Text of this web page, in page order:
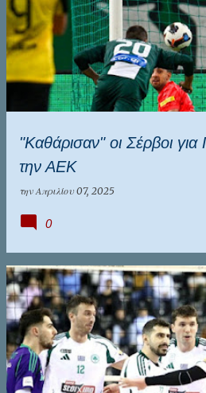
"Καθάρισαν" οι Σέρβοι
την ΑΕΚ
την Απριλίου 07, 2025
0